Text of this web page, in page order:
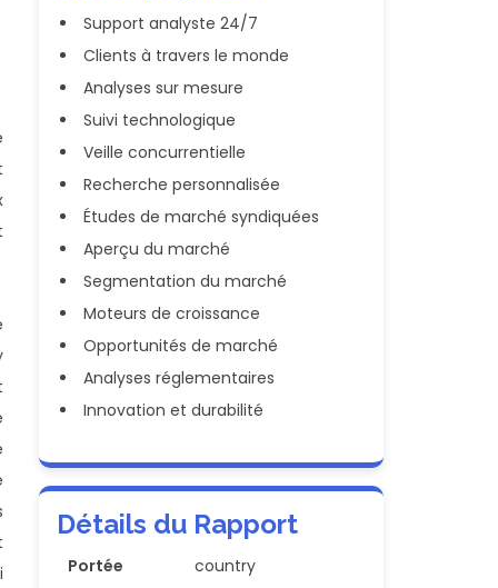
Support analyste 24/7
Clients à travers le monde
Analyses sur mesure
Suivi technologique
Veille concurrentielle
Recherche personnalisée
Études de marché syndiquées
Aperçu du marché
Segmentation du marché
Moteurs de croissance
Opportunités de marché
Analyses réglementaires
Innovation et durabilité
Détails du Rapport
Portée
country